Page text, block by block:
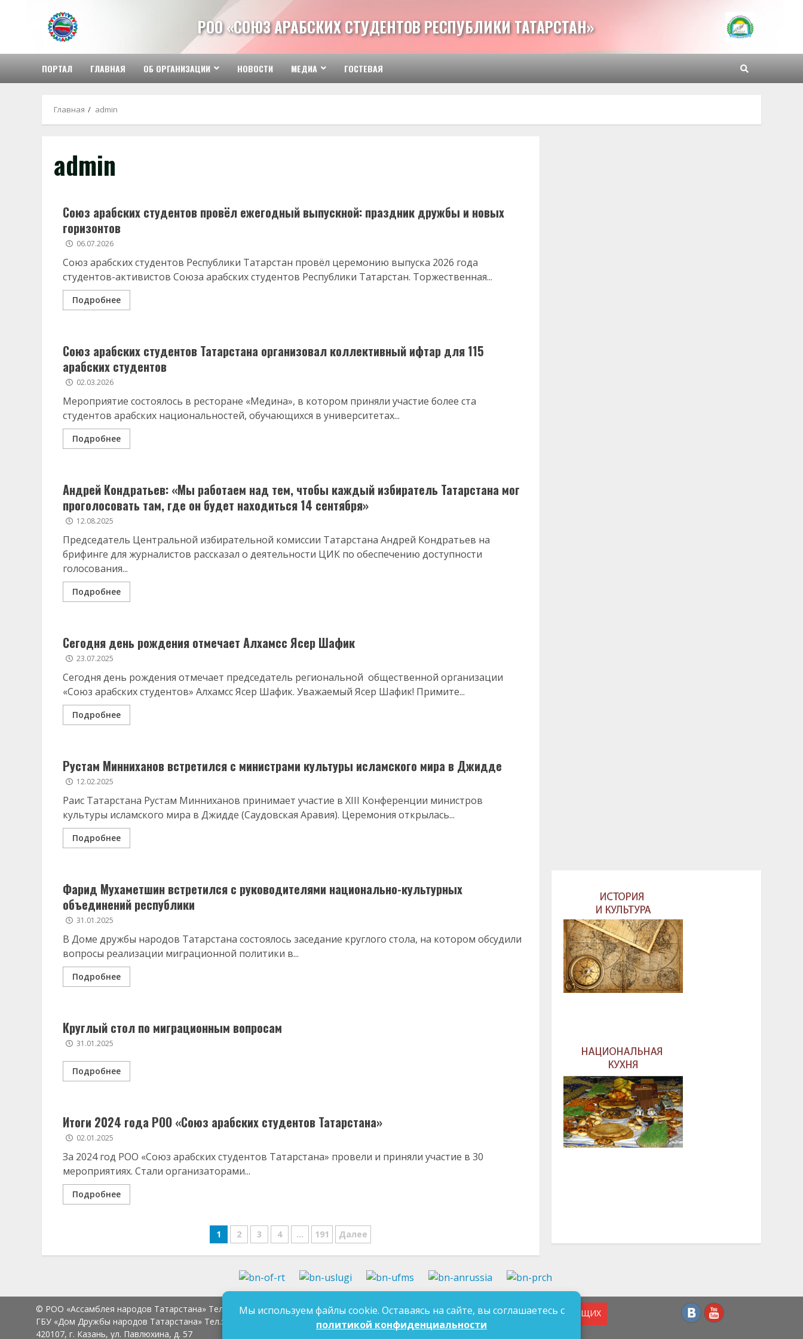
содержимому
РОО «СОЮЗ АРАБСКИХ СТУДЕНТОВ РЕСПУБЛИКИ ТАТАРСТАН»
ПОРТАЛ ГЛАВНАЯ ОБ ОРГАНИЗАЦИИ НОВОСТИ МЕДИА ГОСТЕВАЯ
Главная admin
admin
Союз арабских студентов провёл ежегодный выпускной: праздник дружбы и новых
горизонтов
06.07.2026
Союз арабских студентов Республики Татарстан провёл церемонию выпуска 2026 года
студентов-активистов Союза арабских студентов Республики Татарстан. Торжественная...
Подробнее
Союз арабских студентов Татарстана организовал коллективный ифтар для 115
арабских студентов
02.03.2026
Мероприятие состоялось в ресторане «Медина», в котором приняли участие более ста
студентов арабских национальностей, обучающихся в университетах...
Подробнее
Андрей Кондратьев: «Мы работаем над тем, чтобы каждый избиратель Татарстана мог
проголосовать там, где он будет находиться 14 сентября»
12.08.2025
Председатель Центральной избирательной комиссии Татарстана Андрей Кондратьев на
брифинге для журналистов рассказал о деятельности ЦИК по обеспечению доступности
голосования...
Подробнее
Сегодня день рождения отмечает Алхамсс Ясер Шафик
23.07.2025
Сегодня день рождения отмечает председатель региональной общественной организации
«Союз арабских студентов» Алхамсс Ясер Шафик. Уважаемый Ясер Шафик! Примите...
Подробнее
Рустам Минниханов встретился с министрами культуры исламского мира в Джидде
12.02.2025
Раис Татарстана Рустам Минниханов принимает участие в XIII Конференции министров
культуры исламского мира в Джидде (Саудовская Аравия). Церемония открылась...
Подробнее
Фарид Мухаметшин встретился с руководителями национально-культурных
объединений республики
31.01.2025
В Доме дружбы народов Татарстана состоялось заседание круглого стола, на котором обсудили
вопросы реализации миграционной политики в...
Подробнее
Круглый стол по миграционным вопросам
31.01.2025
Подробнее
Итоги 2024 года РОО «Союз арабских студентов Татарстана»
02.01.2025
За 2024 год РОО «Союз арабских студентов Татарстана» провели и приняли участие в 30
мероприятиях. Стали организаторами...
Подробнее
Навигация
по
записям
1 2 3 4 … 191 Далее
ДЛЯ СЛАБОВИДЯЩИХ
© РОО «Ассамблея народов Татарстана» Тел.: 8 (843) 237-97-99E-mail:an-tatarstan@yandex.ru
ГБУ «Дом Дружбы народов Татарстана» Тел.:
E-mail:mk.ddn@tatar.ru
420107, г. Казань, ул. Павлюхина, д. 57
Мы используем файлы cookie. Оставаясь на сайте, вы соглашаетесь с
политикой конфиденциальности